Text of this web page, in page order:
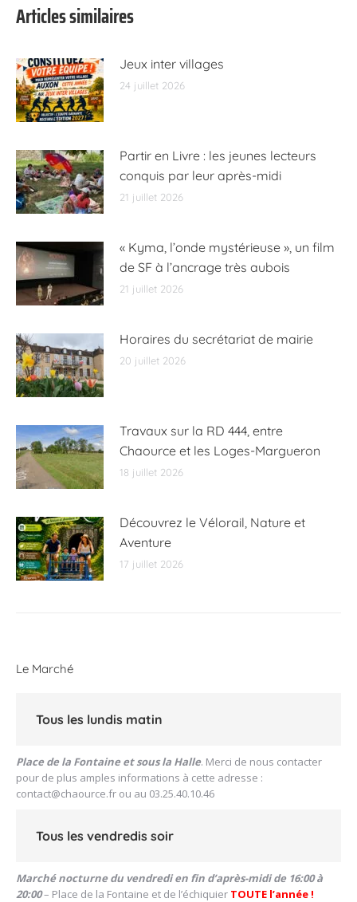
Articles similaires
Jeux inter villages
24 juillet 2026
Partir en Livre : les jeunes lecteurs
conquis par leur après-midi
21 juillet 2026
« Kyma, l’onde mystérieuse », un film
de SF à l’ancrage très aubois
21 juillet 2026
Horaires du secrétariat de mairie
20 juillet 2026
Travaux sur la RD 444, entre
Chaource et les Loges-Margueron
18 juillet 2026
Découvrez le Vélorail, Nature et
Aventure
17 juillet 2026
Le Marché
Tous les lundis matin
Place de la Fontaine et sous la Halle. Merci de nous contacter
pour de plus amples informations à cette adresse :
contact@chaource.fr ou au 03.25.40.10.46
Tous les vendredis soir
Marché nocturne du vendredi en fin d’après-midi de 16:00 à
20:00– Place de la Fontaine et de l’échiquier TOUTE l’année !